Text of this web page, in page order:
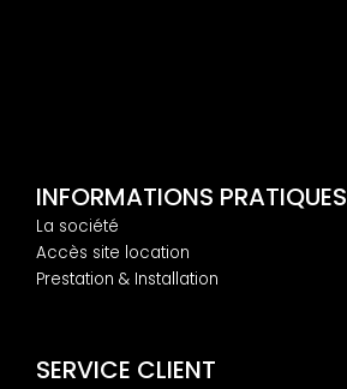
INFORMATIONS PRATIQUES
La société
Accès site location
Prestation & Installation
SERVICE CLIENT